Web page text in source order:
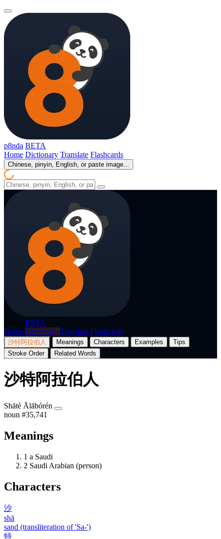
p8nda BETA
Home Dictionary Translate Flashcards
Chinese, pinyin, English, or paste image...
BETA
Home Dictionary Translate Flashcards
沙特阿拉伯人 Meanings Characters Examples
Tips
Stroke Order
Related Words
沙特阿拉伯人
Shātè Ālābórén
noun #35,741
Meanings
1 a Saudi
2 Saudi Arabian (person)
Characters
沙
shā
sand (transliteration of 'Sa-')
特